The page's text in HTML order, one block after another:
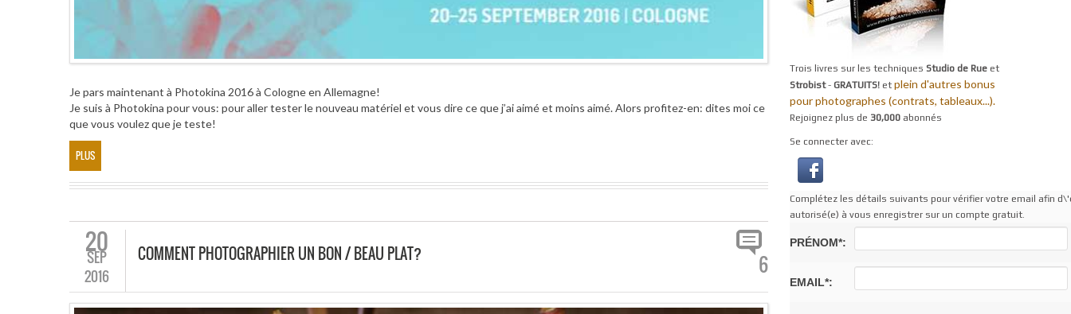
Je pars maintenant à Photokina 2016 à Cologne en Allemagne!
Je suis à Photokina pour vous: pour aller tester le nouveau matériel et vous dire ce que j’ai aimé et moins aimé. Alors profitez-en: dites moi ce
que vous voulez que je teste!
PLUS
20
SEP
2016
COMMENT PHOTOGRAPHIER UN BON / BEAU PLAT? 6
Trois livres sur les techniques Studio de Rueet
Strobist- GRATUITS! et plein d'autres bonus
pour photographes (contrats, tableaux...).
Rejoignez plus de 30,000abonnés
Se connecter avec:
Complétez les détails suivants pour vérifier votre email afin
autorisé(e) à vous enregistrer sur un compte gratuit.
PRÉNOM*:
EMAIL*: